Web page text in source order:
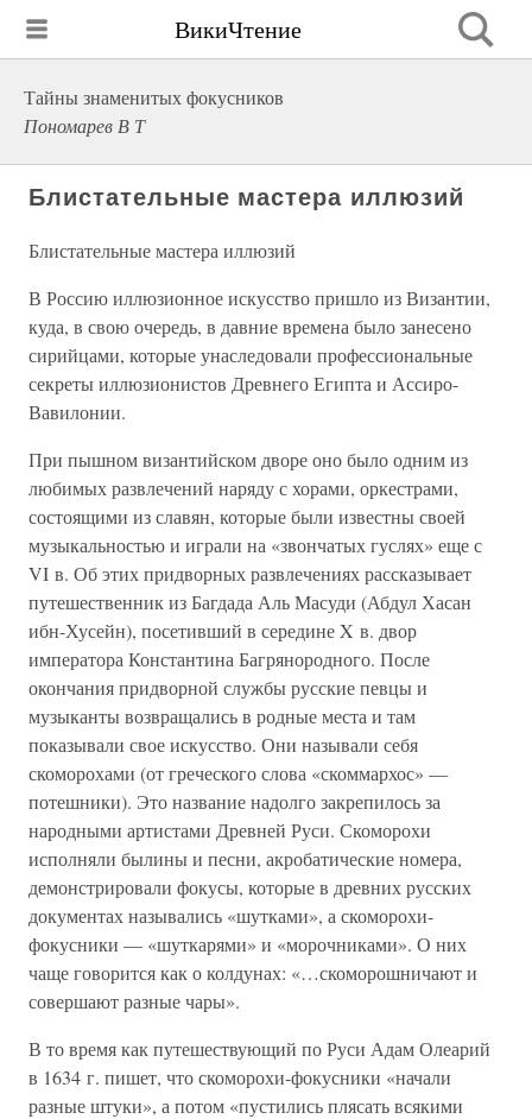
ВикиЧтение
Тайны знаменитых фокусников
Пономарев В Т
Блистательные мастера иллюзий
Блистательные мастера иллюзий
В Россию иллюзионное искусство пришло из Византии,
куда, в свою очередь, в давние времена было занесено
сирийцами, которые унаследовали профессиональные
секреты иллюзионистов Древнего Египта и Ассиро-
Вавилонии.
При пышном византийском дворе оно было одним из
любимых развлечений наряду с хорами, оркестрами,
состоящими из славян, которые были известны своей
музыкальностью и играли на «звончатых гуслях» еще с
VI в. Об этих придворных развлечениях рассказывает
путешественник из Багдада Аль Масуди (Абдул Хасан
ибн-Хусейн), посетивший в середине X в. двор
императора Константина Багрянородного. После
окончания придворной службы русские певцы и
музыканты возвращались в родные места и там
показывали свое искусство. Они называли себя
скоморохами (от греческого слова «скоммархос» —
потешники). Это название надолго закрепилось за
народными артистами Древней Руси. Скоморохи
исполняли былины и песни, акробатические номера,
демонстрировали фокусы, которые в древних русских
документах назывались «шутками», а скоморохи-
фокусники — «шуткарями» и «морочниками». О них
чаще говорится как о колдунах: «…скоморошничают и
совершают разные чары».
В то время как путешествующий по Руси Адам Олеарий
в 1634 г. пишет, что скоморохи-фокусники «начали
разные штуки», а потом «пустились плясать всякими